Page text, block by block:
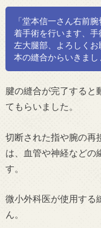
「堂本信一さん右前
着手術を行います、
左大腿部、よろしく
本の縫合からいきまし
腱の縫合が完了すると
てもらいました。
切断された指や腕の再
は、血管や神経などの
す。
微小外科医が使用する
ん。